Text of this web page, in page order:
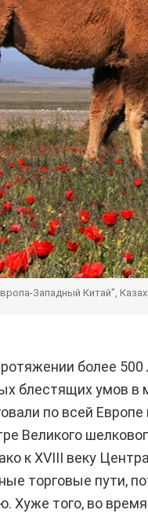
Западный Китай",
более 500
блестящих умов в
по всей
Великого
к XVIII веку
торговые пути,
Хуже того, во